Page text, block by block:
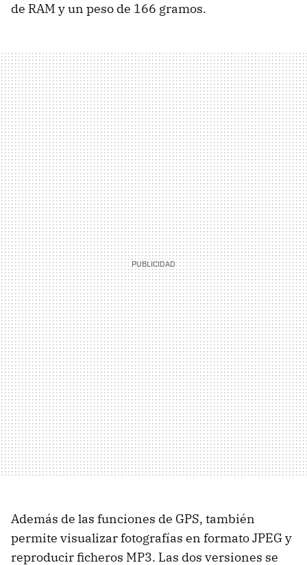
de RAM y un peso de 166 gramos.
Además de las funciones de GPS, también
permite visualizar fotografías en formato JPEG y
reproducir ficheros MP3. Las dos versiones se